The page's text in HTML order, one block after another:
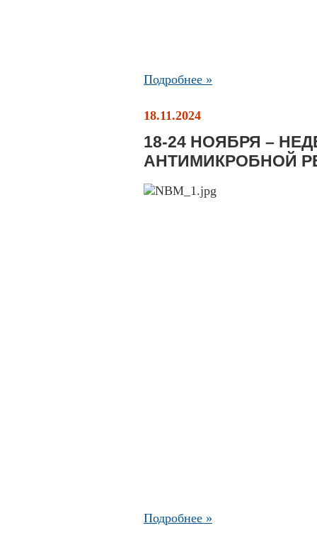
Подробнее »
18.11.2024
18-24 НОЯБРЯ –
АНТИМИКРОБНОЙ
Подробнее »